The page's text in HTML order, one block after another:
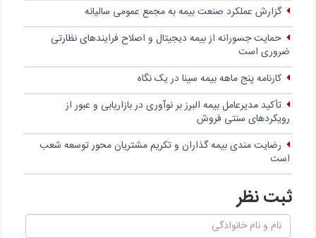
گزارش عملکرد صنعت بیمه به مجمع عمومی سالیانه
حمایت جسورانه از بیمه دیجیتال و اصلاح فرایندهای نظارتی
ضروری است
کارنامه پنج ماهه بیمه سینا در یک نگاه
تأکید مدیرعامل بیمه البرز بر نوآوری در بازاریابی و عبور از
رویکردهای سنتی فروش
رضایت مندی بیمه گذاران و تکریم مشتریان محور توسعه شعب
است
ثبت نظر